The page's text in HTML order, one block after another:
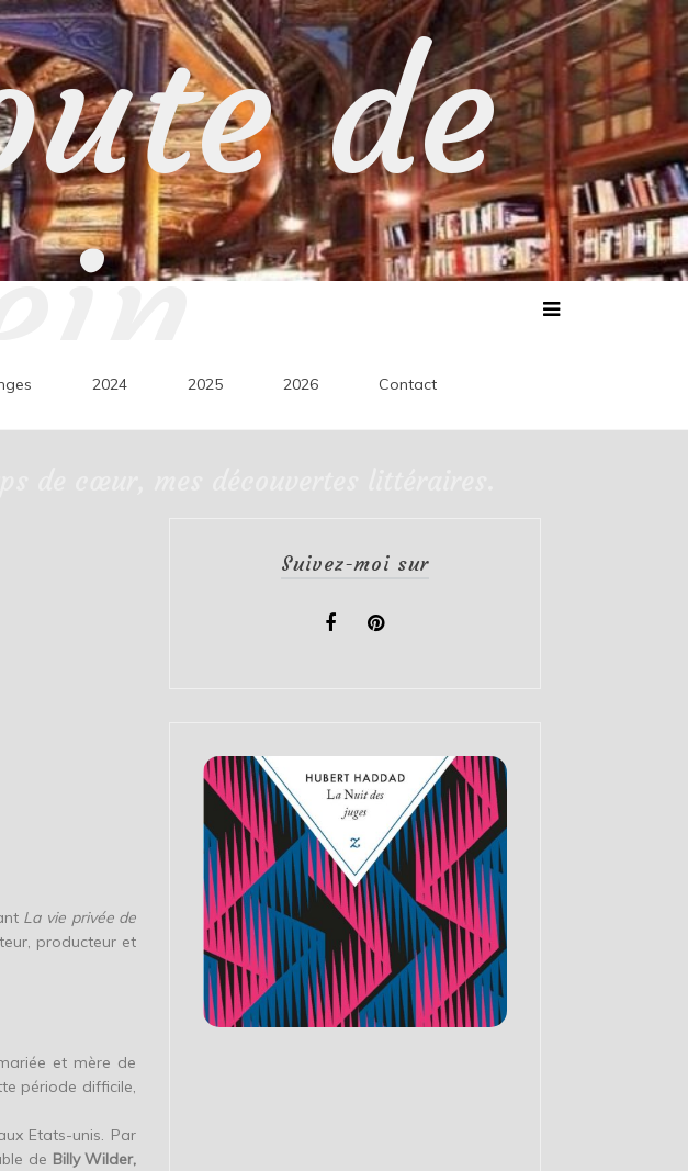
de
2024 2025 2026 Contact
La vie privée de
producteur et
et mère de
période difficile,
Etats-unis. Par
de Billy Wilder,
Suivez-moi sur